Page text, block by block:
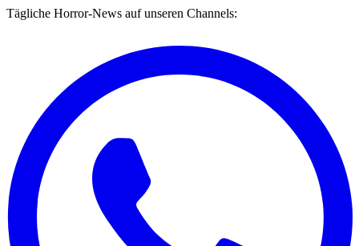
Tägliche Horror-News auf unseren Channels: